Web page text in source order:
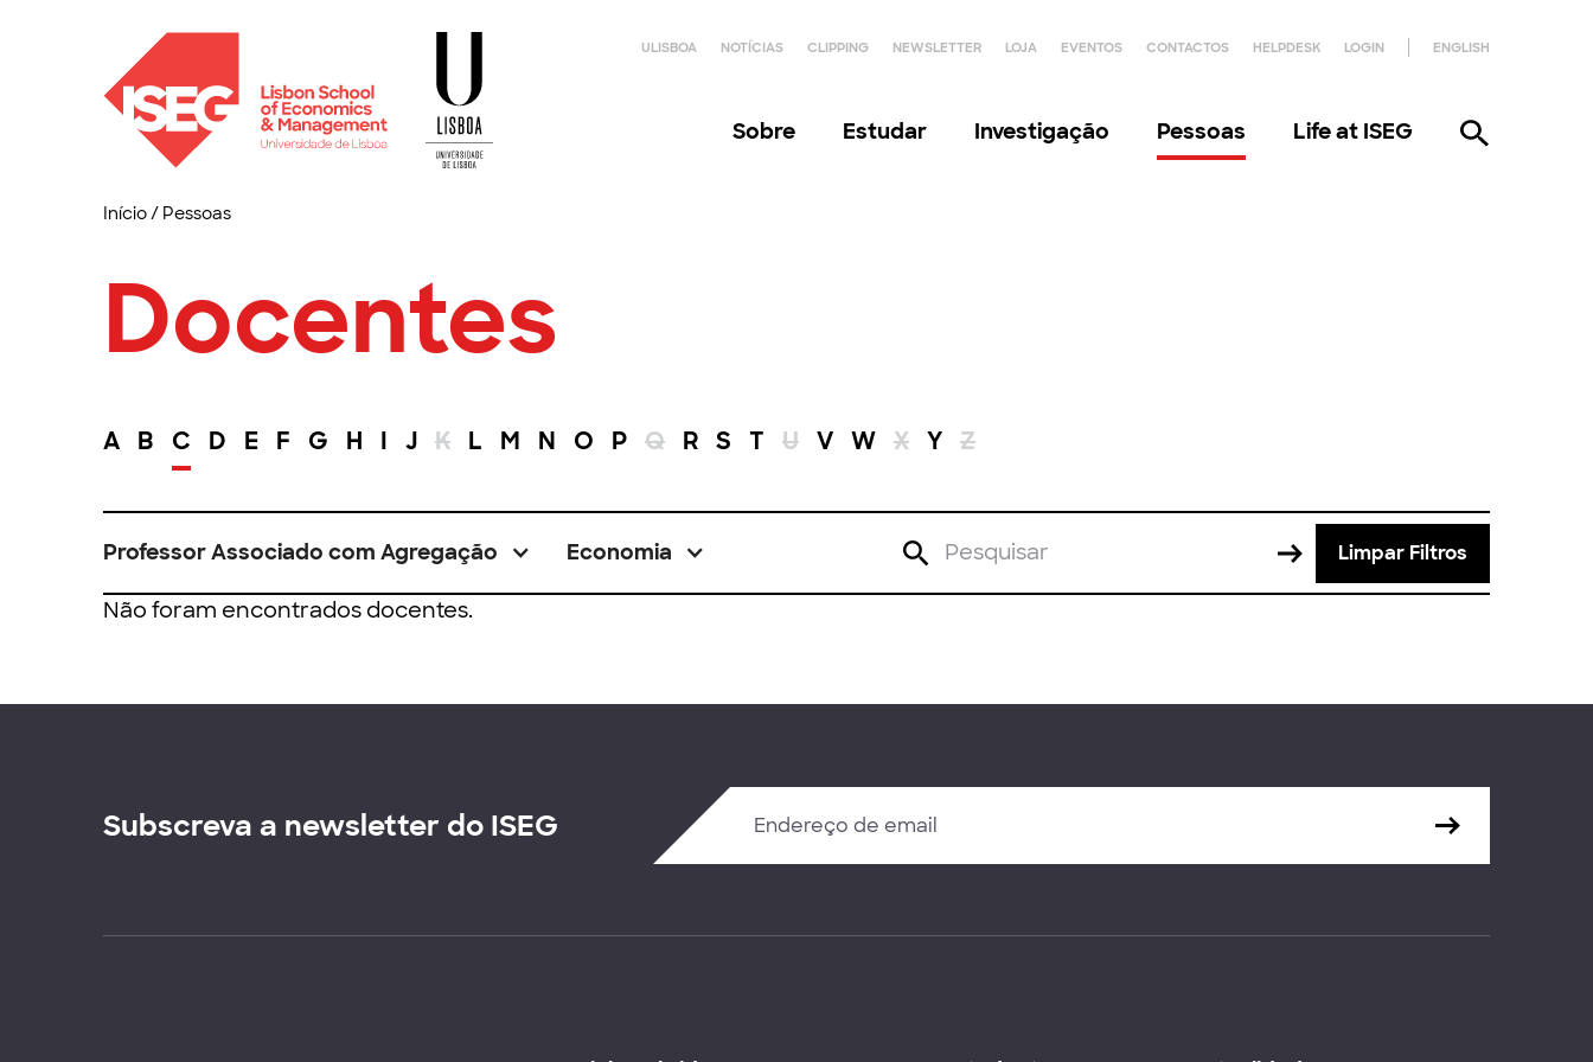
ULISBOA NOTÍCIAS CLIPPING NEWSLETTER LOJA EVENTOS CONTACTOS HELPDESK LOGIN ENGLISH
Sobre Estudar Investigação Pessoas Life at ISEG
Início/ Pessoas
Docentes
A B C D E F G H I J K L M N O P Q R S T U V W X Y Z
Professor Associado com Agregação Economia Limpar Filtros
Não foram encontrados docentes.
Subscreva a newsletter do ISEG